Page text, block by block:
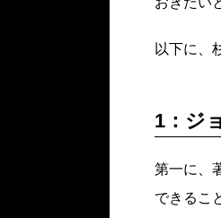
以下に、
1：ジ
第一に、
できるこ